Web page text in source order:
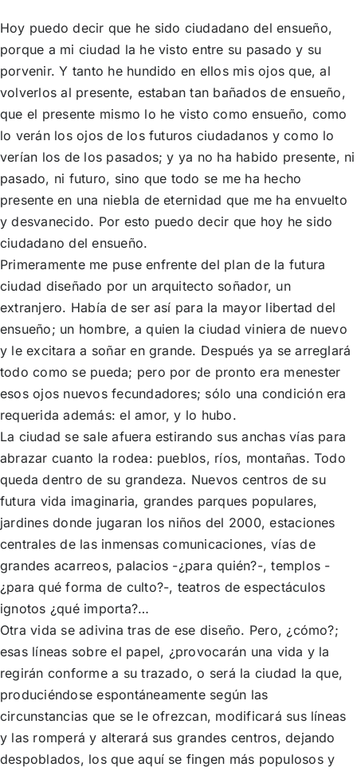
Hoy puedo decir que he sido ciudadano del ensueño,
porque a mi ciudad la he visto entre su pasado y su
porvenir. Y tanto he hundido en ellos mis ojos que, al
volverlos al presente, estaban tan bañados de ensueño,
que el presente mismo lo he visto como ensueño, como
lo verán los ojos de los futuros ciudadanos y como lo
verían los de los pasados; y ya no ha habido presente, ni
pasado, ni futuro, sino que todo se me ha hecho
presente en una niebla de eternidad que me ha envuelto
y desvanecido. Por esto puedo decir que hoy he sido
ciudadano del ensueño.
Primeramente me puse enfrente del plan de la futura
ciudad diseñado por un arquitecto soñador, un
extranjero. Había de ser así para la mayor libertad del
ensueño; un hombre, a quien la ciudad viniera de nuevo
y le excitara a soñar en grande. Después ya se arreglará
todo como se pueda; pero por de pronto era menester
esos ojos nuevos fecundadores; sólo una condición era
requerida además: el amor, y lo hubo.
La ciudad se sale afuera estirando sus anchas vías para
abrazar cuanto la rodea: pueblos, ríos, montañas. Todo
queda dentro de su grandeza. Nuevos centros de su
futura vida imaginaria, grandes parques populares,
jardines donde jugaran los niños del 2000, estaciones
centrales de las inmensas comunicaciones, vías de
grandes acarreos, palacios -¿para quién?-, templos -
¿para qué forma de culto?-, teatros de espectáculos
ignotos ¿qué importa?…
Otra vida se adivina tras de ese diseño. Pero, ¿cómo?;
esas líneas sobre el papel, ¿provocarán una vida y la
regirán conforme a su trazado, o será la ciudad la que,
produciéndose espontáneamente según las
circunstancias que se le ofrezcan, modificará sus líneas
y las romperá y alterará sus grandes centros, dejando
despoblados, los que aquí se fingen más populosos y